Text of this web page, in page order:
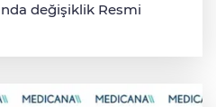
değişiklik Resmi